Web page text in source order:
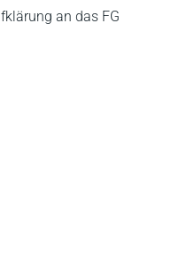
an das FG